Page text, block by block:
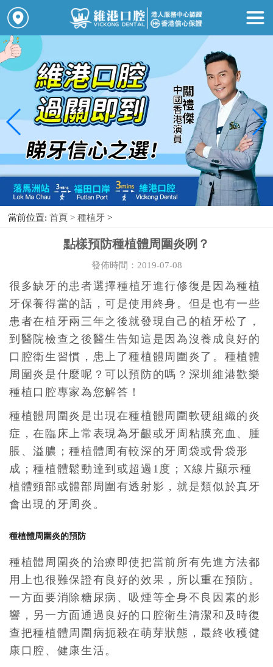
當前位置: 首頁 >種植牙 >
點樣預防種植體周圍炎咧？
發佈時間：2019-07-08
很多缺牙的患者選擇種植牙進行修復是因為種植
牙保養得當的話，可是使用終身。但是也有一些
患者在植牙兩三年之後就發現自己的植牙松了，
到醫院檢查之後醫生告知這是因為沒養成良好的
口腔衛生習慣，患上了種植體周圍炎了。種植體
周圍炎是什麼呢？可以預防的嗎？深圳維港歡樂
種植口腔專家為您解答！
種植體周圍炎是出現在種植體周圍軟硬組織的炎
症，在臨床上常表現為牙齦或牙周粘膜充血、腫
脹、溢膿；種植體周有較深的牙周袋或骨袋形
成；種植體鬆動達到或超過1度；X線片顯示種
植體頸部或體部周圍有透射影，就是類似於真牙
會出現的牙周炎。
種植體周圍炎的預防
種植體周圍炎的治療即使把當前所有先進方法都
用上也很難保證有良好的效果，所以重在預防。
一方面要消除糖尿病、吸煙等全身不良因素的影
響，另一方面通過良好的口腔衛生清潔和及時復
查把種植體周圍病扼殺在萌芽狀態，最終收穫健
康口腔、健康生活。